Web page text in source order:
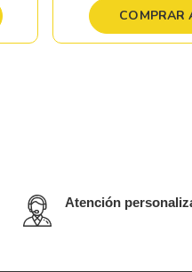
COMPRAR
Atención